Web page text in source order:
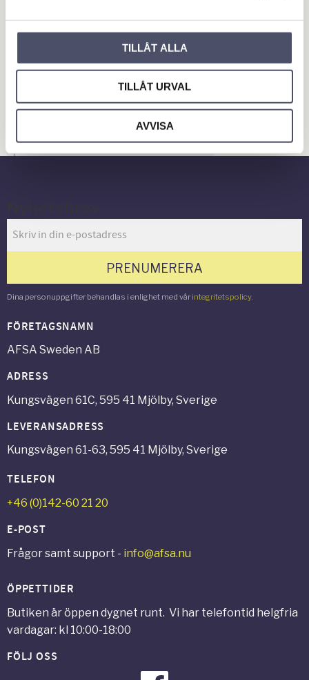
TILLÅT ALLA
TILLÅT URVAL
AVVISA
Maskin & Fordonstillbehör
Garage- & Fordonsutrustning
Släpvagn & Trailer
Gård & Grönyta
Nyhetsbrev
PRENUMERERA
Dina personuppgifter behandlas i enlighet med vår integritetspolicy.
FÖRETAGSNAMN
AFSA Sweden AB
ADRESS
Kungsvägen 61C, 595 41 Mjölby, Sverige
LEVERANSADRESS
Kungsvägen 61-63, 595 41 Mjölby, Sverige
TELEFON
+46 (0)142-60 21 20
E-POST
Frågor samt support - info@afsa.nu
ÖPPETTIDER
Butiken är öppen dygnet runt. Vi har telefontid helgfria
vardagar: kl 10:00-18:00
FÖLJ OSS